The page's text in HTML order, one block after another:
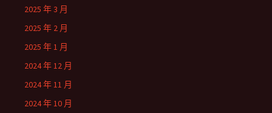
2025 年 3 月
2025 年 2 月
2025 年 1 月
2024 年 12 月
2024 年 11 月
2024 年 10 月